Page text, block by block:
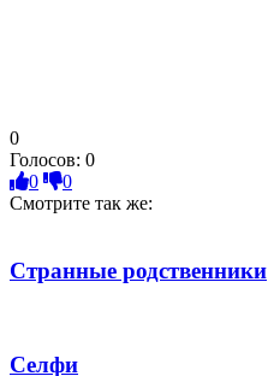
0
Голосов: 0
0
0
Смотрите так же:
Странные родственники
Селфи